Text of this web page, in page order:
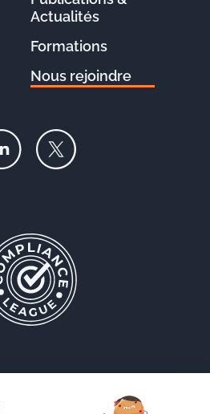
Actualités
Formations
Nous rejoindre